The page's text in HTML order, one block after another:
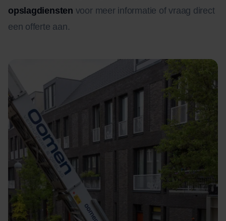
opslagdiensten voor meer informatie of vraag direct
een offerte aan.